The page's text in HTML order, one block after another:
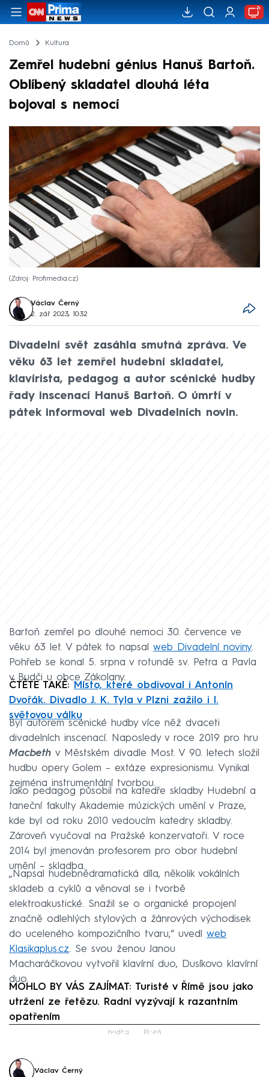
Domů Kultura
Zemřel hudební génius Hanuš Bartoň.
Oblíbený skladatel dlouhá léta
bojoval s nemocí
Zdroj: Profimedia.cz
Václav Černý
2. zář 2023, 10:32
Divadelní svět zasáhla smutná zpráva. Ve
věku 63 let zemřel hudební skladatel,
klavírista, pedagog a autor scénické hudby
řady inscenací Hanuš Bartoň. O úmrtí v
pátek informoval web Divadelních novin.
Bartoň zemřel po dlouhé nemoci 30. července ve
věku 63 let. V pátek to napsal web Divadelní noviny.
Pohřeb se konal 5. srpna v rotundě sv. Petra a Pavla
v Budči u obce Zákolany.
ČTĚTE TAKÉ:
Místo, které obdivoval i Antonín
Dvořák. Divadlo J. K. Tyla v Plzni zažilo i I.
světovou válku
Byl autorem scénické hudby více něž dvaceti
divadelních inscenací. Naposledy v roce 2019 pro hru
Macbeth v Městském divadle Most. V 90. letech složil
hudbu opery Golem – extáze expresionismu. Vynikal
zejména instrumentální tvorbou.
Jako pedagog působil na katedře skladby Hudební a
taneční fakulty Akademie múzických umění v Praze,
kde byl od roku 2010 vedoucím katedry skladby.
Zároveň vyučoval na Pražské konzervatoři. V roce
2014 byl jmenován profesorem pro obor hudební
umění – skladba.
„Napsal hudebnědramatická díla, několik vokálních
skladeb a cyklů a věnoval se i tvorbě
elektroakustické. Snažil se o organické propojení
značně odlehlých stylových a žánrových východisek
do uceleného kompozičního tvaru,“ uvedl web
Klasikaplus.cz. Se svou ženou Janou
Macharáčkovou vytvořil klavírní duo, Dusíkovo klavírní
duo.
MOHLO BY VÁS ZAJÍMAT: Turisté v Římě jsou jako
utržení ze řetězu. Radní vyzývají k razantním
opatřením
Failed to fetch
hudba Plzeň
Václav Černý